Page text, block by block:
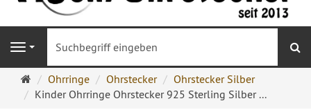
Navigation
Ohrringe
Ohrstecker
Ohrringe Ohrstecker
Ohrstecker Silber
Kinder Ohrringe Ohrstecker 925 Sterling Silber ...